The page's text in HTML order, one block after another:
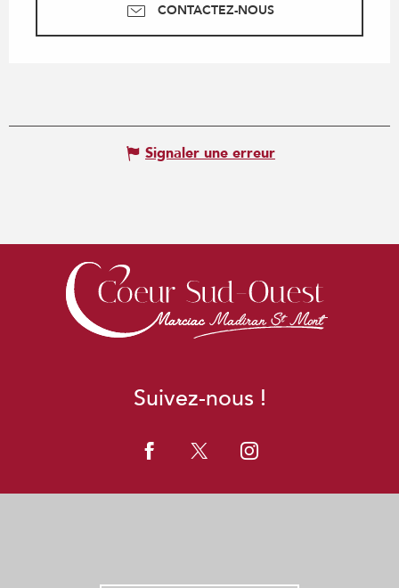
CONTACTEZ-NOUS
Signaler une erreur
Suivez-nous !